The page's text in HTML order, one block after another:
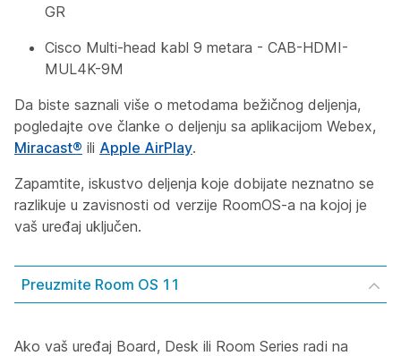
GR
Cisco Multi-head kabl 9 metara - CAB-HDMI-
MUL4K-9M
Da biste saznali više o metodama bežičnog deljenja,
pogledajte ove članke o deljenju sa aplikacijom Webex,
Miracast® ili Apple AirPlay.
Zapamtite, iskustvo deljenja koje dobijate neznatno se
razlikuje u zavisnosti od verzije RoomOS-a na kojoj je
vaš uređaj uključen.
Preuzmite Room OS 11
Ako vaš uređaj Board, Desk ili Room Series radi na